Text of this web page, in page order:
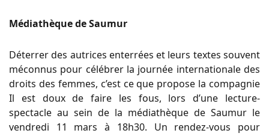
Médiathèque de Saumur
Déterrer des autrices enterrées et leurs textes souvent
méconnus pour célébrer la journée internationale des
droits des femmes, c’est ce que propose la compagnie
Il est doux de faire les fous, lors d’une lecture-
spectacle au sein de la médiathèque de Saumur le
vendredi 11 mars à 18h30. Un rendez-vous pour